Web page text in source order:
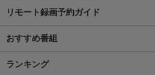
リモート録画予約ガイド
おすすめ番組
ランキング